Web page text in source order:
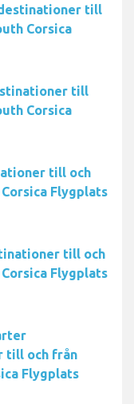
till
Corsica
till
Corsica
till och
Flygplats
till och
Flygplats
till och från
Flygplats